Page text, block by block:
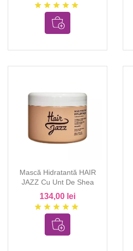
star star star star star
Mască Hidratantă HAIR
JAZZ Cu Unt De Shea
134,00 lei
star star star star star